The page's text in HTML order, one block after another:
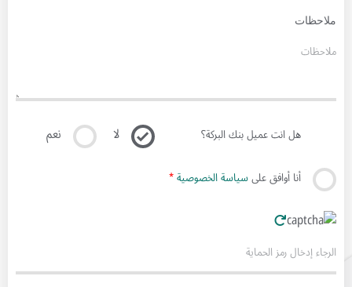
ملاحظات
هل انت عميل بنك البركة؟ لا نعم
أنا أوافق علىسياسة الخصوصية*